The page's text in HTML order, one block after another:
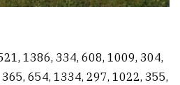
1386, 334, 608, 1009, 304,
654, 1334, 297, 1022, 355,